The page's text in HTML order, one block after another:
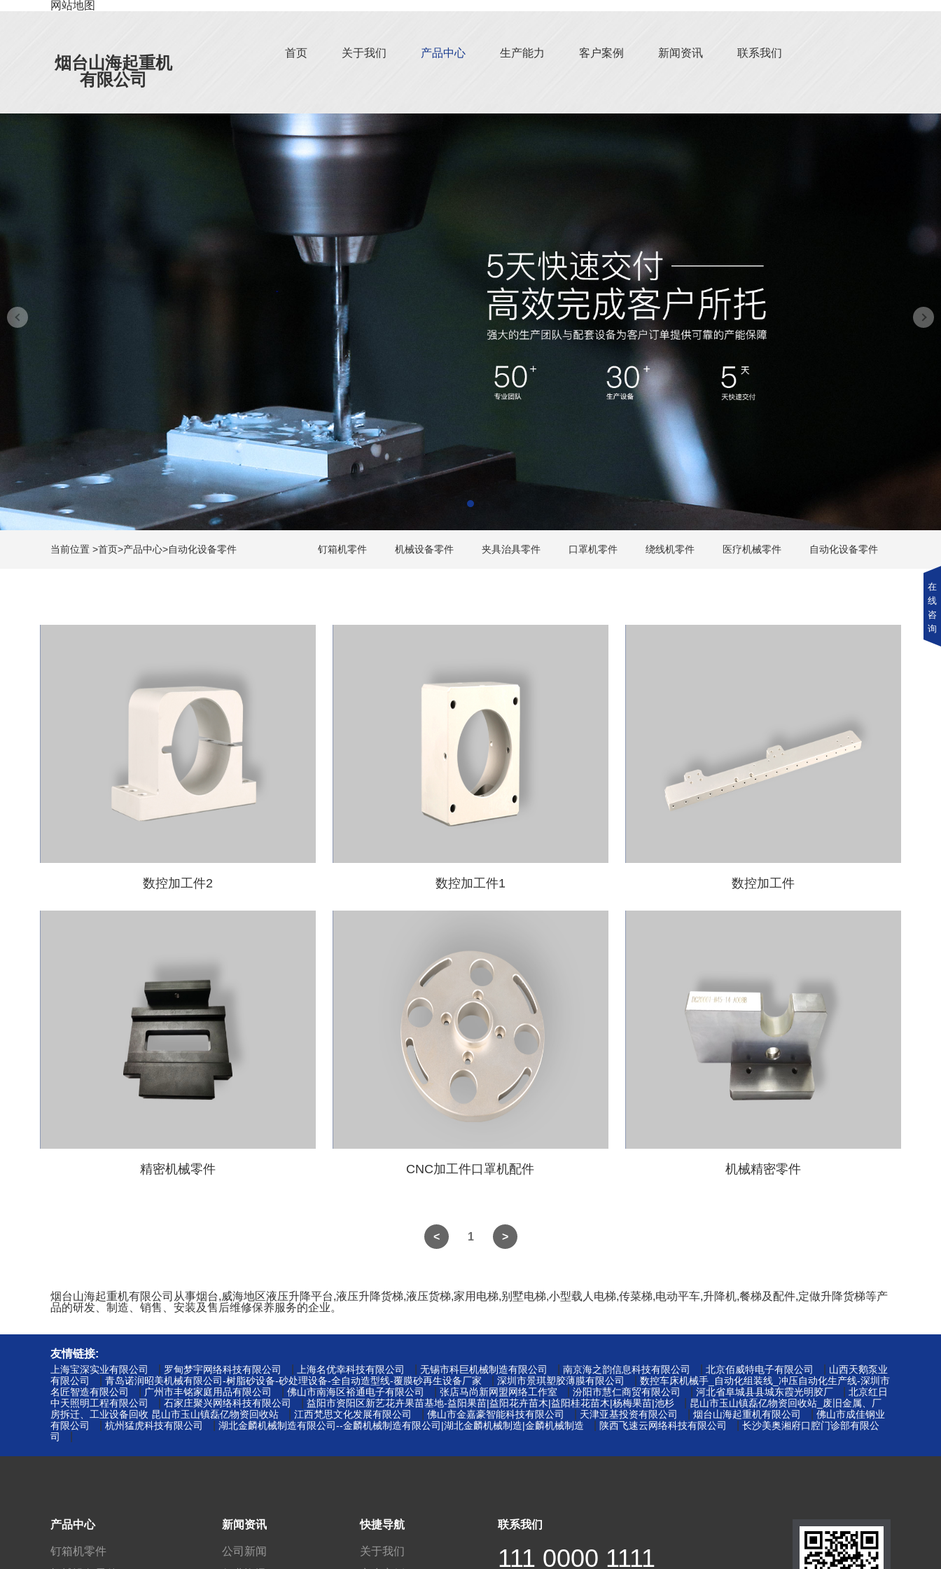
网站地图
烟台山海起重机
有限公司
首页 关于我们 产品中心 生产能力 客户案例 新闻资讯 联系我们
当前位置 >首页>产品中心>自动化设备零件 钉箱机零件 机械设备零件 夹具治具零件 口罩机零件 绕线机零件 医疗机械零件 自动化设备零件
数控加工件2 数控加工件1 数控加工件
精密机械零件 CNC加工件口罩机配件 机械精密零件
1
烟台山海起重机有限公司从事烟台,威海地区液压升降平台,液压升降货梯,液压货梯,家用电梯,别墅电梯,小型载人电梯,传菜梯,电动平车,升降机,餐梯及配件,定做升降货梯等产
品的研发、制造、销售、安装及售后维修保养服务的企业。
友情链接:
上海宝深实业有限公司 罗甸梦宇网络科技有限公司 上海名优幸科技有限公司 无锡市科巨机械制造有限公司 南京海之韵信息科技有限公司 北京佰威特电子有限公司
山西天鹅泵业
有限公司
青岛诺润昭美机械有限公司-树脂砂设备-砂处理设备-全自动造型线-覆膜砂再生设备厂家 深圳市景琪塑胶薄膜有限公司
数控车床机械手_自动化组装线_冲压自动化生产线-深圳市
名匠智造有限公司
广州市丰铭家庭用品有限公司 佛山市南海区裕通电子有限公司 张店马尚新网盟网络工作室 汾阳市慧仁商贸有限公司 河北省阜城县县城东霞光明胶厂
北京红日
中天照明工程有限公司
石家庄聚兴网络科技有限公司 益阳市资阳区新艺花卉果苗基地-益阳果苗|益阳花卉苗木|益阳桂花苗木|杨梅果苗|池杉
昆山市玉山镇磊亿物资回收站_废旧金属、厂
房拆迁、工业设备回收 昆山市玉山镇磊亿物资回收站
江西梵思文化发展有限公司 佛山市金嘉豪智能科技有限公司 天津亚基投资有限公司 烟台山海起重机有限公司
佛山市成佳钢业
有限公司
杭州猛虎科技有限公司 湖北金麟机械制造有限公司--金麟机械制造有限公司|湖北金麟机械制造|金麟机械制造 陕西飞速云网络科技有限公司
长沙美奥湘府口腔门诊部有限公
司
产品中心
钉箱机零件
新闻资讯
公司新闻
快捷导航
关于我们
联系我们
111 0000 1111
在
线
咨
询